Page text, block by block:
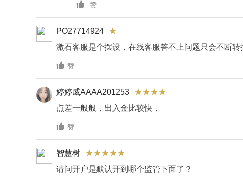
 赞
PO27714924
激石客服是个摆设，在线客服答不上问题只会不断
 赞
婷婷威AAAA201253
点差一般般，出入金比较快，
 赞
智慧树
请问开户是默认开到哪个监管下面了？